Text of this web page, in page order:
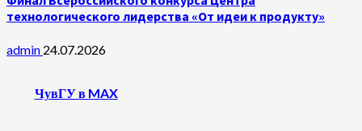
технологического лидерства «От идеи к продукту»
admin 24.07.2026
ЧувГУ в MAX